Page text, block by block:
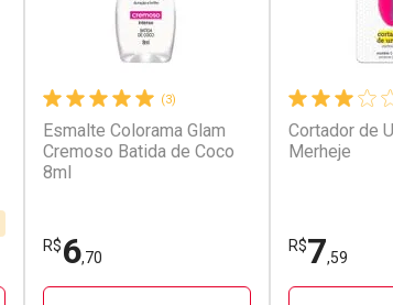
(3)
Esmalte Colorama Glam
Cremoso Batida de Coco
8ml
R$6,70
Cortador de
Merheje
R$7,59